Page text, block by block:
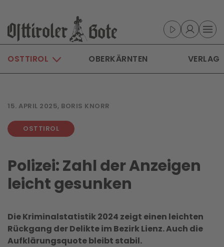
Skip to main content
OSTTIROL OBERKÄRNTEN VERLAG
15. APRIL 2025, BORIS KNORR
OSTTIROL
Polizei: Zahl der Anzeigen
leicht gesunken
Die Kriminalstatistik 2024 zeigt einen leichten
Rückgang der Delikte im Bezirk Lienz. Auch die
Aufklärungsquote bleibt stabil.